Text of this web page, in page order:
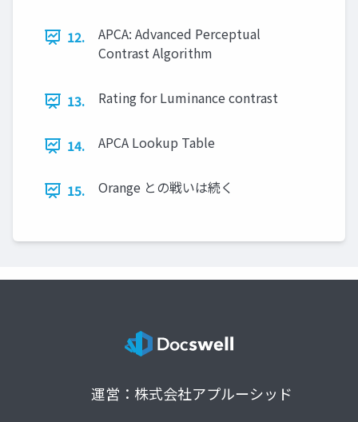
12.
APCA: Advanced Perceptual
Contrast Algorithm
13. Rating for Luminance contrast
14. APCA Lookup Table
15. Orange との戦いは続く
運営：株式会社アプルーシッド